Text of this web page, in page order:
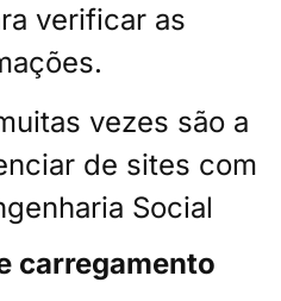
verificar as
vezes são a
de sites com
Social
carregamento